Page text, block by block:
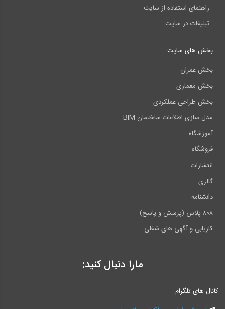
راهنمای استفاده از سایت
تبلیغات در سایت
بخش های سایت
بخش عمران
بخش معماری
بخش طراحی عملکردی
مدل سازی اطلاعات ساختمان BIM
آموزشگاه
فروشگاه
انتشارات
گالری
دانشنامه
۸۰۸ پلاس (پرسش و پاسخ)
کاریابی و آگهی های شغلی
مارا دنبال کنید:
کانال های تلگرام